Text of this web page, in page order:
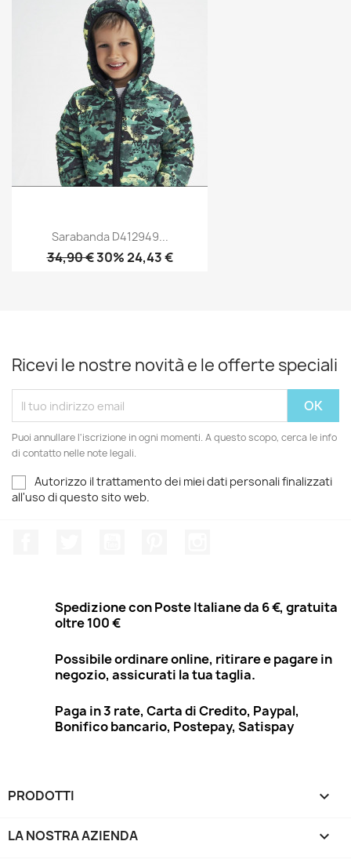
Sarabanda D412949...
34,90 €30% 24,43 €
Ricevi le nostre novità e le offerte speciali
Puoi annullare l'iscrizione in ogni momenti. A questo scopo, cerca le info
di contatto nelle note legali.
Autorizzo il trattamento dei miei dati personali finalizzati
all'uso di questo sito web.
Spedizione con Poste Italiane da 6 €, gratuita
oltre 100 €
Possibile ordinare online, ritirare e pagare in
negozio, assicurati la tua taglia.
Paga in 3 rate, Carta di Credito, Paypal,
Bonifico bancario, Postepay, Satispay
PRODOTTI 
LA NOSTRA AZIENDA 